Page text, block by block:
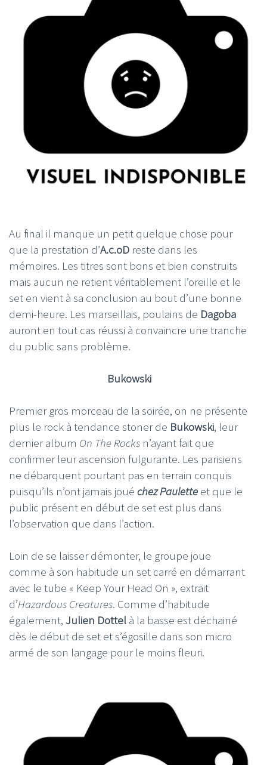
Au final il manque un petit quelque chose pour
que la prestation d’A.c.oD reste dans les
mémoires. Les titres sont bons et bien construits
mais aucun ne retient véritablement l’oreille et le
set en vient à sa conclusion au bout d’une bonne
demi-heure. Les marseillais, poulains de Dagoba
auront en tout cas réussi à convaincre une tranche
du public sans problème.
Bukowski
Premier gros morceau de la soirée, on ne présente
plus le rock à tendance stoner de Bukowski, leur
dernier album On The Rocks n’ayant fait que
confirmer leur ascension fulgurante. Les parisiens
ne débarquent pourtant pas en terrain conquis
puisqu’ils n’ont jamais joué chez Paulette et que le
public présent en début de set est plus dans
l’observation que dans l’action.
Loin de se laisser démonter, le groupe joue
comme à son habitude un set carré en démarrant
avec le tube « Keep Your Head On », extrait
d’Hazardous Creatures. Comme d’habitude
également, Julien Dottel à la basse est déchainé
dès le début de set et s’égosille dans son micro
armé de son langage pour le moins fleuri.